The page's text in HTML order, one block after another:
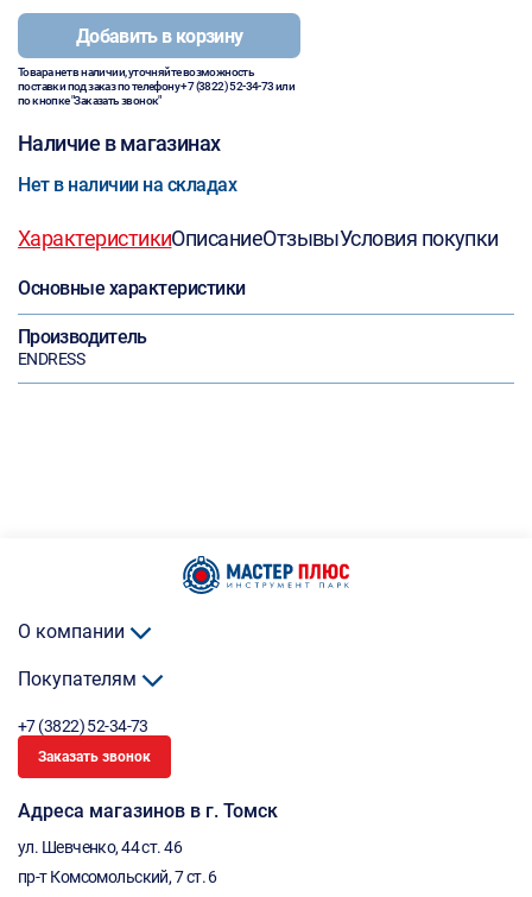
Добавить в корзину
Товара нет в наличии, уточняйте возможность
поставки под заказ по телефону+7 (3822) 52-34-73или
по кнопке "Заказать звонок"
Наличие в магазинах
Нет в наличии на складах
ХарактеристикиОписаниеОтзывыУсловия покупки
Основные характеристики
Производитель
ENDRESS
О компании
Покупателям
+7 (3822) 52-34-73
Заказать звонок
Адреса магазинов в г. Томск
ул. Шевченко, 44 ст. 46
пр-т Комсомольский, 7 ст. 6